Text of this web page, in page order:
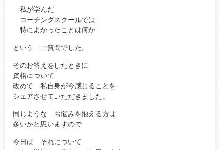
私が学んだ
コーチングスクールでは
特によかったことは何か
という ご質問でした。
そのお答えをしたときに
資格について
改めて 私自身が今感じることを
シェアさせていただきました。
同じような お悩みを抱える方は
多いかと思いますので
今日は それについて